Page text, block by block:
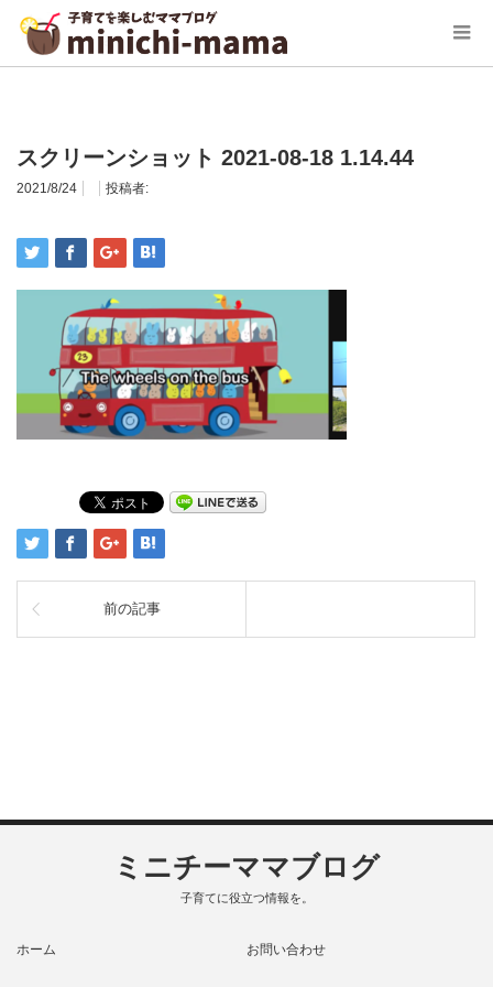
ホーム スクリーンショット 2021-08-18 1.14.44
スクリーンショット 2021-08-18 1.14.44
2021/8/24 投稿者:
前の記事
ミニチーママブログ
子育てに役立つ情報を。
ホーム お問い合わせ